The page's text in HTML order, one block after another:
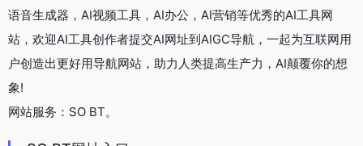
语音生成器，AI视频工具，AI办公，AI营销等优秀的AI工具网
站，欢迎AI工具创作者提交AI网址到AIGC导航，一起为互联网用
户创造出更好用导航网站，助力人类提高生产力，AI颠覆你的想
象!
网站服务：SO BT。